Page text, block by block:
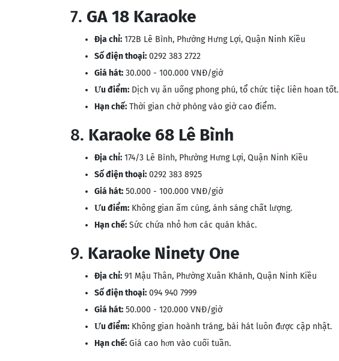
7. GA 18 Karaoke
Địa chỉ: 172B Lê Bình, Phường Hưng Lợi, Quận Ninh Kiều
Số điện thoại: 0292 383 2722
Giá hát: 30.000 - 100.000 VNĐ/giờ
Ưu điểm: Dịch vụ ăn uống phong phú, tổ chức tiệc liên hoan tốt.
Hạn chế: Thời gian chờ phòng vào giờ cao điểm​.
8. Karaoke 68 Lê Bình
Địa chỉ: 174/3 Lê Bình, Phường Hưng Lợi, Quận Ninh Kiều
Số điện thoại: 0292 383 8925
Giá hát: 50.000 - 100.000 VNĐ/giờ
Ưu điểm: Không gian ấm cúng, ánh sáng chất lượng.
Hạn chế: Sức chứa nhỏ hơn các quán khác​.
9. Karaoke Ninety One
Địa chỉ: 91 Mậu Thân, Phường Xuân Khánh, Quận Ninh Kiều
Số điện thoại: 094 940 7999
Giá hát: 50.000 - 120.000 VNĐ/giờ
Ưu điểm: Không gian hoành tráng, bài hát luôn được cập nhật.
Hạn chế: Giá cao hơn vào cuối tuần​.